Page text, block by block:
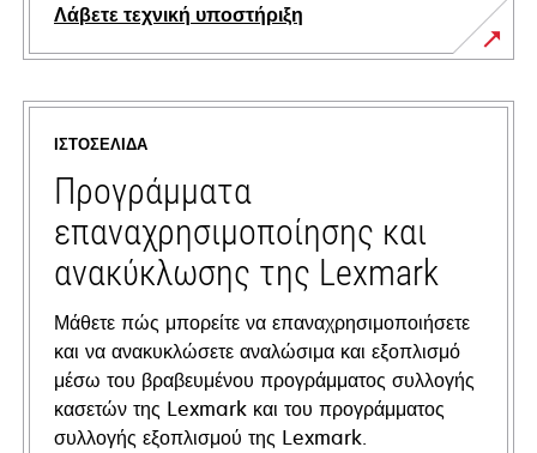
Λάβετε τεχνική υποστήριξη
opens
in
new
tab
ΙΣΤΟΣΕΛΊΔΑ
Προγράμματα
επαναχρησιμοποίησης και
ανακύκλωσης της Lexmark
Μάθετε πώς μπορείτε να επαναχρησιμοποιήσετε
και να ανακυκλώσετε αναλώσιμα και εξοπλισμό
μέσω του βραβευμένου προγράμματος συλλογής
κασετών της Lexmark και του προγράμματος
συλλογής εξοπλισμού της Lexmark.